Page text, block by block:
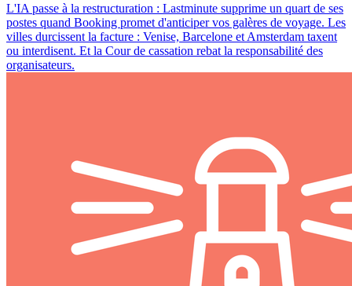
L'IA passe à la restructuration : Lastminute supprime un quart de ses
postes quand Booking promet d'anticiper vos galères de voyage. Les
villes durcissent la facture : Venise, Barcelone et Amsterdam taxent
ou interdisent. Et la Cour de cassation rebat la responsabilité des
organisateurs.